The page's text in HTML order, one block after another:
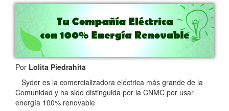
Por Lolita Piedrahita
Syder es la comercializadora eléctrica más grande de la
Comunidad y ha sido distinguida por la CNMC por usar
energía 100% renovable